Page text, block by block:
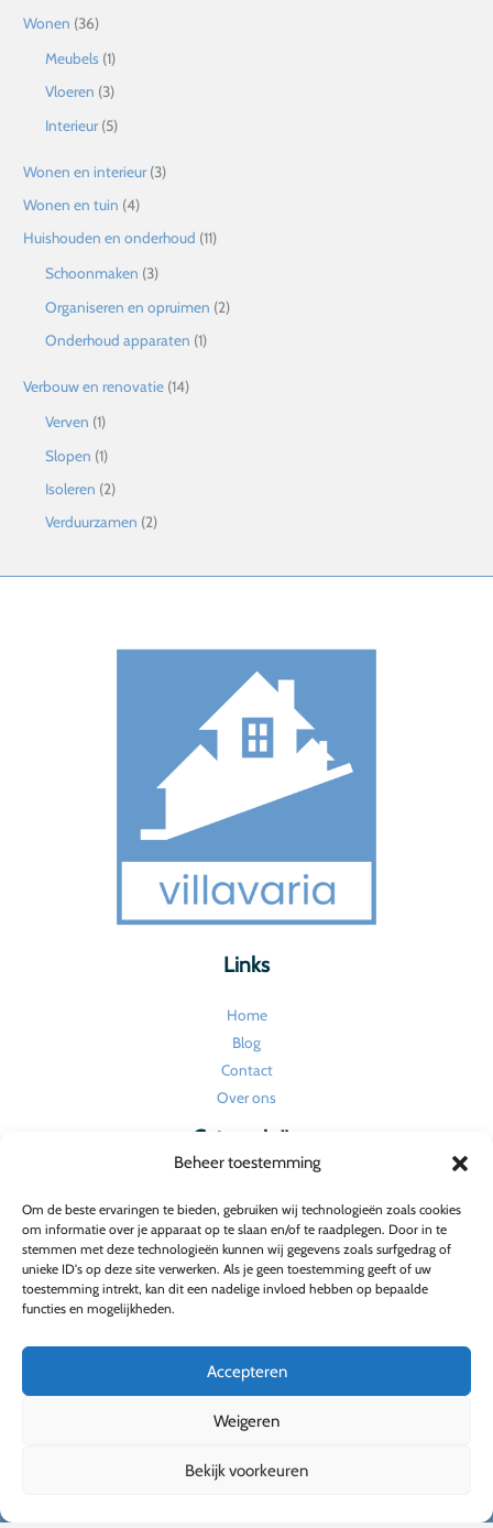
Beheer toestemming
Om de beste ervaringen te bieden, gebruiken wij technologieën zoals cookies
om informatie over je apparaat op te slaan en/of te raadplegen. Door in te
stemmen met deze technologieën kunnen wij gegevens zoals surfgedrag of
unieke ID's op deze site verwerken. Als je geen toestemming geeft of uw
toestemming intrekt, kan dit een nadelige invloed hebben op bepaalde
functies en mogelijkheden.
Accepteren
Weigeren
Bekijk voorkeuren
Wonen (36)
Meubels (1)
Vloeren (3)
Interieur(5)
Wonen en interieur(3)
Wonen en tuin (4)
Huishouden en onderhoud (11)
Schoonmaken (3)
Organiseren en opruimen (2)
Onderhoud apparaten (1)
Verbouw en renovatie (14)
Verven (1)
Slopen (1)
Isoleren (2)
Verduurzamen (2)
Links
Home
Blog
Contact
Over ons
Categorieën
Tuin
Verbouw en renovatie
Wonen
Wonen en interieur
Copyright © 2026 Villavaria